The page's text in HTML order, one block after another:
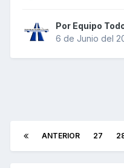
Por Equipo
6 de Junio del
ANTERIOR 27